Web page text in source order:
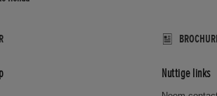
Nuttige links